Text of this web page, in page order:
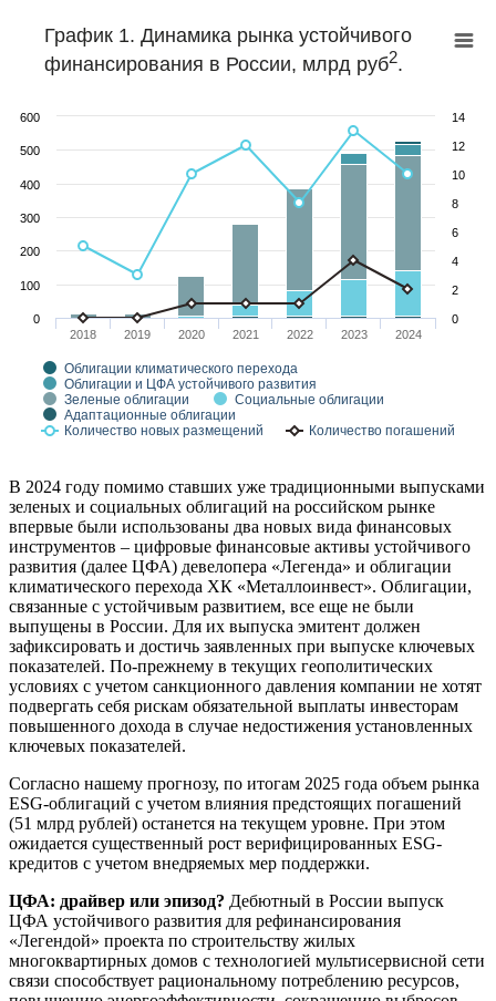
Облигации климатического перехода
Облигации и ЦФА устойчивого развития
Зеленые облигации
Социальные облигации
Адаптационные облигации
Количество новых размещений
Количество погашений
2018 2019 2020 2021 2022 2023 2024
0
2
4
6
8
10
12
14
0
100
200
300
400
500
600
График 1. Динамика рынка устойчивого
финансирования в России, млрд руб2.
В 2024 году помимо ставших уже традиционными выпусками
зеленых и социальных облигаций на российском рынке
впервые были использованы два новых вида финансовых
инструментов – цифровые финансовые активы устойчивого
развития (далее ЦФА) девелопера «Легенда» и облигации
климатического перехода ХК «Металлоинвест». Облигации,
связанные с устойчивым развитием, все еще не были
выпущены в России. Для их выпуска эмитент должен
зафиксировать и достичь заявленных при выпуске ключевых
показателей. По-прежнему в текущих геополитических
условиях с учетом санкционного давления компании не хотят
подвергать себя рискам обязательной выплаты инвесторам
повышенного дохода в случае недостижения установленных
ключевых показателей.
Согласно нашему прогнозу, по итогам 2025 года объем рынка
ESG-облигаций с учетом влияния предстоящих погашений
(51 млрд рублей) останется на текущем уровне. При этом
ожидается существенный рост верифицированных ESG-
кредитов с учетом внедряемых мер поддержки.
ЦФА: драйвер или эпизод? Дебютный в России выпуск
ЦФА устойчивого развития для рефинансирования
«Легендой» проекта по строительству жилых
многоквартирных домов с технологией мультисервисной сети
связи способствует рациональному потреблению ресурсов,